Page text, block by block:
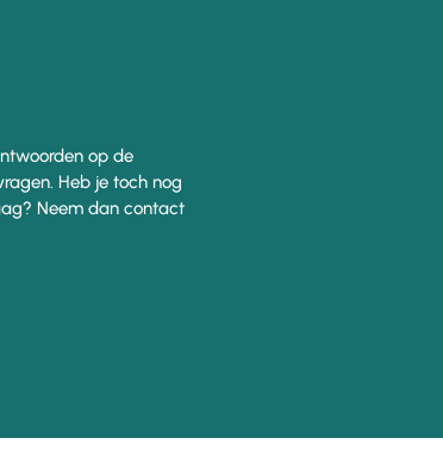
op de
Heb je toch nog
Neem dan contact